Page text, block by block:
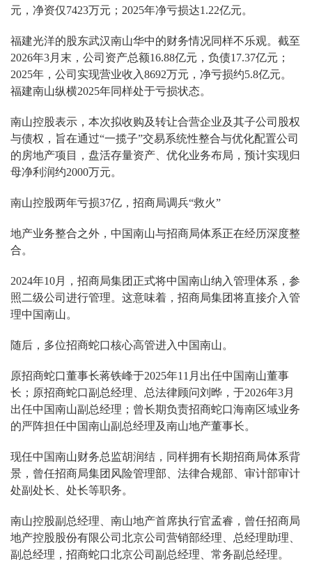
元，净资仅7423万元；2025年净亏损达1.22亿元。
福建光洋的股东武汉南山华中的财务情况同样不乐观。截至
2026年3月末，公司资产总额16.88亿元，负债17.37亿元；
2025年，公司实现营业收入8692万元，净亏损约5.8亿元。
福建南山纵横2025年同样处于亏损状态。
南山控股表示，本次拟收购及转让合营企业及其子公司股权
与债权，旨在通过“一揽子”交易系统性整合与优化配置公司
的房地产项目，盘活存量资产、优化业务布局，预计实现归
母净利润约2000万元。
南山控股两年亏损37亿，招商局调兵“救火”
地产业务整合之外，中国南山与招商局体系正在经历深度整
合。
2024年10月，招商局集团正式将中国南山纳入管理体系，参
照二级公司进行管理。这意味着，招商局集团将直接介入管
理中国南山。
随后，多位招商蛇口核心高管进入中国南山。
原招商蛇口董事长蒋铁峰于2025年11月出任中国南山董事
长；原招商蛇口副总经理、总法律顾问刘晔，于2026年3月
出任中国南山副总经理；曾长期负责招商蛇口海南区域业务
的严阵担任中国南山副总经理及南山地产董事长。
现任中国南山财务总监胡润结，同样拥有长期招商局体系背
景，曾任招商局集团风险管理部、法律合规部、审计部审计
处副处长、处长等职务。
南山控股副总经理、南山地产首席执行官孟睿，曾任招商局
地产控股股份有限公司北京公司营销部经理、总经理助理、
副总经理，招商蛇口北京公司副总经理、常务副总经理。